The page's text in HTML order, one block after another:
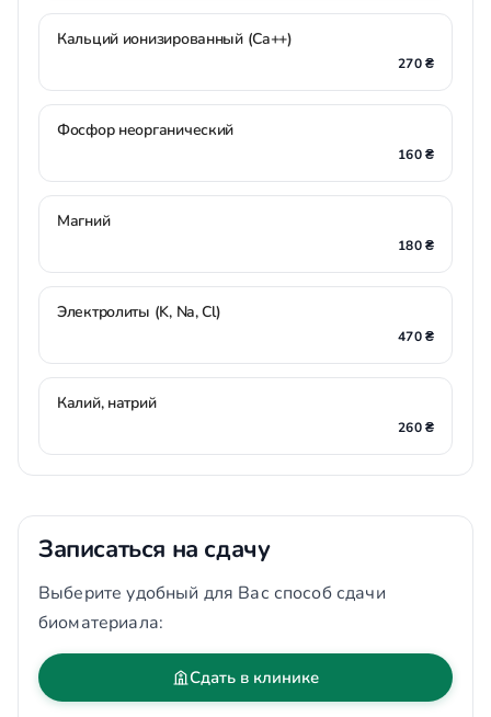
Кальций ионизированный (Ca++)
270 ₴
Фосфор неорганический
160 ₴
Магний
180 ₴
Электролиты (K, Na, Cl)
470 ₴
Калий, натрий
260 ₴
Записаться на сдачу
Выберите удобный для Вас способ сдачи
биоматериала:
Сдать в клинике